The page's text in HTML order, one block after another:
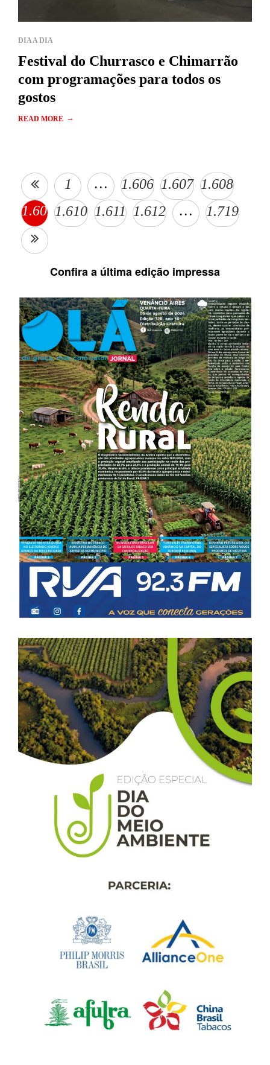
DIA A DIA
Festival do Churrasco e Chimarrão
com programações para todos os
gostos
READ MORE →
1 … 1.606 1.607 1.608
1.609 1.610 1.611 1.612 … 1.719
Confira a última edição impressa